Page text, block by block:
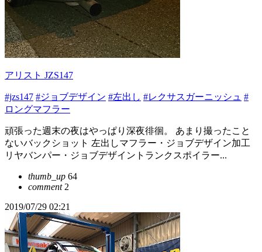
アリスト JZS147
#jzs147 #ジョブデザイン #左出し #レクサスガーニッシュ #
ロングマフラー
頑張った週末の夜はやっぱり深夜徘徊。 あまり撮ったこと
ないバックショット 左出しマフラー・ジョブデザイン加工
リヤバンパー・ジョブデザイントランクスポイラー...
thumb_up 64
comment2
2019/07/29 02:21